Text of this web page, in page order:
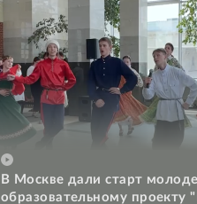
В Москве дали старт
образовательному проекту